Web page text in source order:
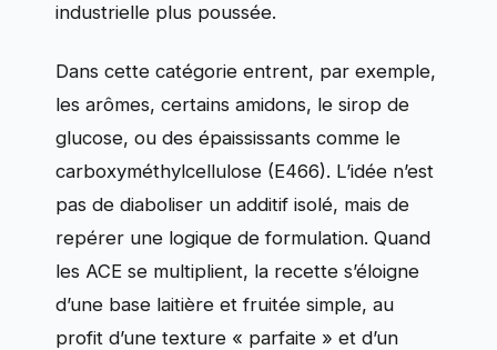
industrielle plus poussée.
Dans cette catégorie entrent, par exemple,
les arômes, certains amidons, le sirop de
glucose, ou des épaississants comme le
carboxyméthylcellulose (E466). L’idée n’est
pas de diaboliser un additif isolé, mais de
repérer une logique de formulation. Quand
les ACE se multiplient, la recette s’éloigne
d’une base laitière et fruitée simple, au
profit d’une texture « parfaite » et d’un